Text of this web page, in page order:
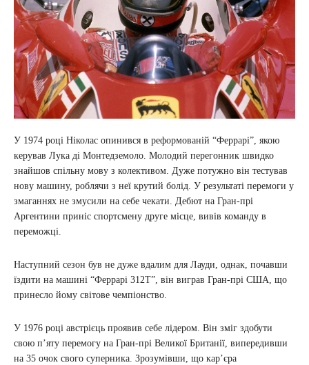
У 1974 році Ніколас опинився в реформованій “Феррарі”, якою
керував Лука ді Монтедземоло. Молодий перегонник швидко
знайшов спільну мову з колективом. Дуже потужно він тестував
нову машину, роблячи з неї крутий болід. У результаті перемоги у
змаганнях не змусили на себе чекати. Дебют на Гран-прі
Аргентини приніс спортсмену друге місце, вивів команду в
переможці.
Наступний сезон був не дуже вдалим для Лауди, однак, почавши
їздити на машині “Феррарі 312Т”, він виграв Гран-прі США, що
принесло йому світове чемпіонство.
У 1976 році австрієць проявив себе лідером. Він зміг здобути
свою п’яту перемогу на Гран-прі Великої Британії, випередивши
на 35 очок свого суперника. Зрозумівши, що кар’єра